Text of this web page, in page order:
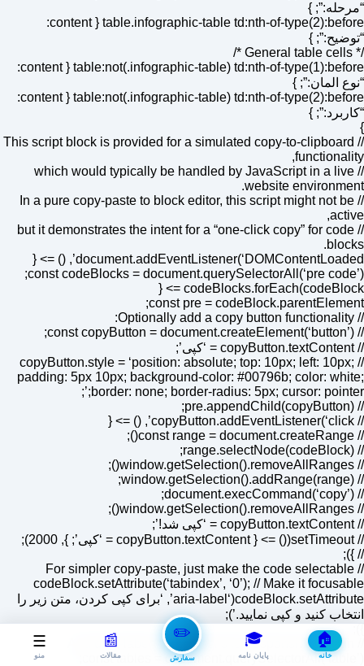
🏠
خانه
🎓
پایان نامه
✏️
سفارش
📰
مقالات
☰
منو
“مرحله:”; }
table.infographic-table td:nth-of-type(2):before { content:
“توضیح:”; }
/* General table cells */
table:not(.infographic-table) td:nth-of-type(1):before { content:
“نوع المان:”; }
table:not(.infographic-table) td:nth-of-type(2):before { content:
“کاربرد:”; }
}
// This script block is provided for a simulated copy-to-clipboard
functionality,
// which would typically be handled by JavaScript in a live
website environment.
// In a pure copy-paste to block editor, this script might not be
active,
// but it demonstrates the intent for a “one-click copy” for code
blocks.
document.addEventListener(‘DOMContentLoaded’, () => {
const codeBlocks = document.querySelectorAll(‘pre code’);
codeBlocks.forEach(codeBlock => {
const pre = codeBlock.parentElement;
// Optionally add a copy button functionality:
// const copyButton = document.createElement(‘button’);
// copyButton.textContent = ‘کپی’;
// copyButton.style = ‘position: absolute; top: 10px; left: 10px;
padding: 5px 10px; background-color: #00796b; color: white;
border: none; border-radius: 5px; cursor: pointer;’;
// pre.appendChild(copyButton);
// copyButton.addEventListener(‘click’, () => {
// const range = document.createRange();
// range.selectNode(codeBlock);
// window.getSelection().removeAllRanges();
// window.getSelection().addRange(range);
// document.execCommand(‘copy’);
// window.getSelection().removeAllRanges();
// copyButton.textContent = ‘کپی شد!’;
// setTimeout(() => { copyButton.textContent = ‘کپی’; }, 2000);
// });
// For simpler copy-paste, just make the code selectable
codeBlock.setAttribute(‘tabindex’, ‘0’); // Make it focusable
codeBlock.setAttribute(‘aria-label’, ‘برای کپی کردن، متن زیر را
انتخاب کنید و کپی نمایید.’);
const tables = document.querySelectorAll(‘table’);